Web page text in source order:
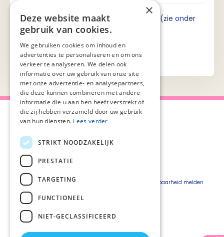
Ik ga akkoord met de privacyverklaring (zie onder
aan de pagina).
Over Palliaweb
Over PZNL
Pers
Vacatures
Webshop
Privacyverklaring
Beveiligingskwetsbaarheid melden
×
Deze website maakt
gebruik van cookies.
We gebruiken cookies om inhoud en
advertenties te personaliseren en om ons
verkeer te analyseren. We delen ook
informatie over uw gebruik van onze site
met onze advertentie- en analysepartners,
die deze kunnen combineren met andere
informatie die u aan hen heeft verstrekt of
die zij hebben verzameld door uw gebruik
van hun diensten. Lees verder
STRIKT NOODZAKELIJK
PRESTATIE
TARGETING
FUNCTIONEEL
NIET-GECLASSIFICEERD